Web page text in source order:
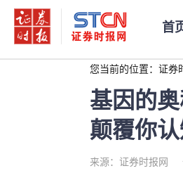
首
您当前的位置： 证券
基因的
颠覆你认
来源：证券时报网